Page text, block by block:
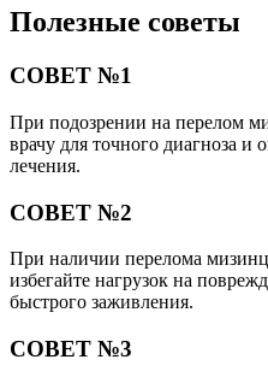
Полезные советы
СОВЕТ №1
При подозрении на перелом
врачу для точного диагноза и
лечения.
СОВЕТ №2
При наличии перелома
избегайте нагрузок на
быстрого заживления.
СОВЕТ №3